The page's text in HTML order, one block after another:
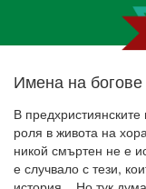
Имена на богове
В
роля в живота на
никой смъртен не е
е случвало с тези,